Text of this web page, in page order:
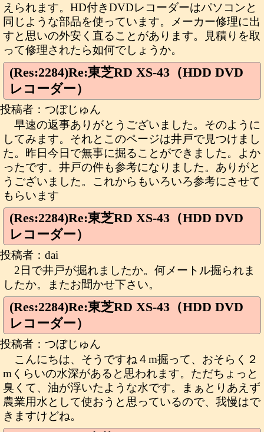
えられます。HD付きDVDレコーダーはパソコンと
同じような部品を使っています。メーカー修理に出
すと思いの外安く直ることがあります。見積りを取
って修理されたら如何でしょうか。
(Res:2284)Re:東芝RD XS-43（HDD DVD
レコーダー）
投稿者：つぼじゅん
早速の返事ありがとうございました。そのように
してみます。それとこのページは井戸で見つけまし
た。昨日今日で無事に掘ることができました。よか
ったです。井戸の件も参考になりました。ありがと
うございました。これからもいろいろ参考にさせて
もらいます
(Res:2284)Re:東芝RD XS-43（HDD DVD
レコーダー）
投稿者：dai
2日で井戸が掘れましたか。何メートル掘られま
したか。またお聞かせ下さい。
(Res:2284)Re:東芝RD XS-43（HDD DVD
レコーダー）
投稿者：つぼじゅん
こんにちは、そうですね４m掘って、おそらく２
mくらいの水深があると思われます。ただちょっと
臭くて、油が浮いたような水です。まぁとりあえず
農業用水として使おうと思っているので、我慢はで
きますけどね。